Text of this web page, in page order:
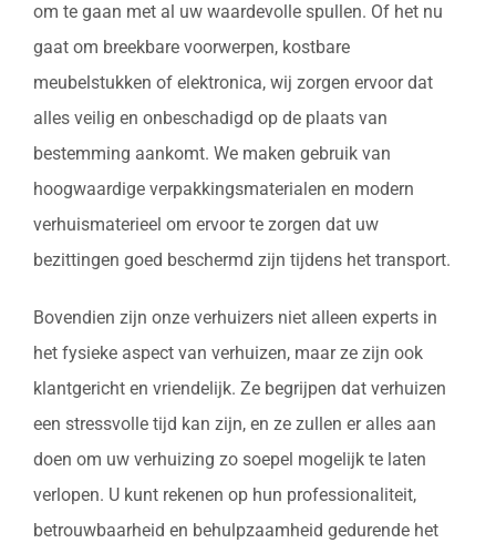
om te gaan met al uw waardevolle spullen. Of het nu
gaat om breekbare voorwerpen, kostbare
meubelstukken of elektronica, wij zorgen ervoor dat
alles veilig en onbeschadigd op de plaats van
bestemming aankomt. We maken gebruik van
hoogwaardige verpakkingsmaterialen en modern
verhuismaterieel om ervoor te zorgen dat uw
bezittingen goed beschermd zijn tijdens het transport.
Bovendien zijn onze verhuizers niet alleen experts in
het fysieke aspect van verhuizen, maar ze zijn ook
klantgericht en vriendelijk. Ze begrijpen dat verhuizen
een stressvolle tijd kan zijn, en ze zullen er alles aan
doen om uw verhuizing zo soepel mogelijk te laten
verlopen. U kunt rekenen op hun professionaliteit,
betrouwbaarheid en behulpzaamheid gedurende het